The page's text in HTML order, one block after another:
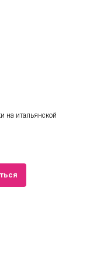
на итальянской